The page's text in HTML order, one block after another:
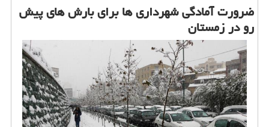
ضرورت آمادگی شهرداری ها برای بارش های پیش
رو در زمستان